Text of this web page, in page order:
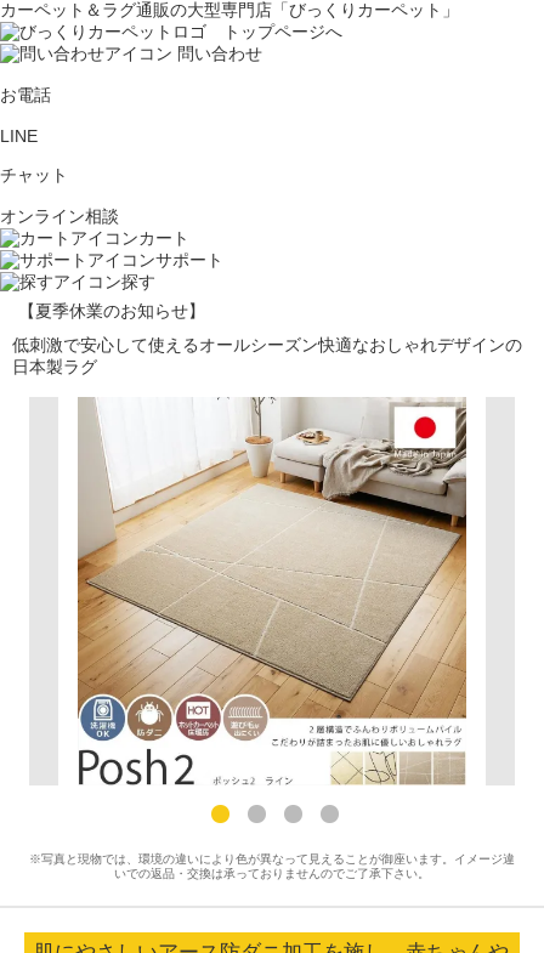
カーペット＆ラグ通販の大型専門店「びっくりカーペット」
問い合わせ
お電話
LINE
チャット
オンライン相談
カート
サポート
探す
【夏季休業のお知らせ】
低刺激で安心して使えるオールシーズン快適なおしゃれデザインの
日本製ラグ
※写真と現物では、環境の違いにより色が異なって見えることが御座います。イメージ違
いでの返品・交換は承っておりませんのでご了承下さい。